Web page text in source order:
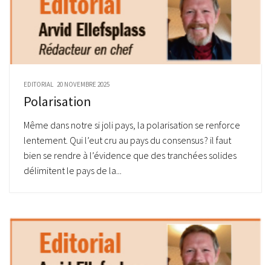
EDITORIAL 20 NOVEMBRE 2025
Polarisation
Même dans notre si joli pays, la polarisation se renforce
lentement. Qui l’eut cru au pays du consensus ? il faut
bien se rendre à l’évidence que des tranchées solides
délimitent le pays de la...